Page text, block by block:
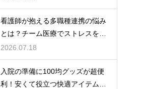
看護師が抱える多職種連携の悩み
とは？チーム医療でストレスを減
らす方法
2026.07.18
入院の準備に100均グッズが超便
利！安くて役立つ快適アイテムを